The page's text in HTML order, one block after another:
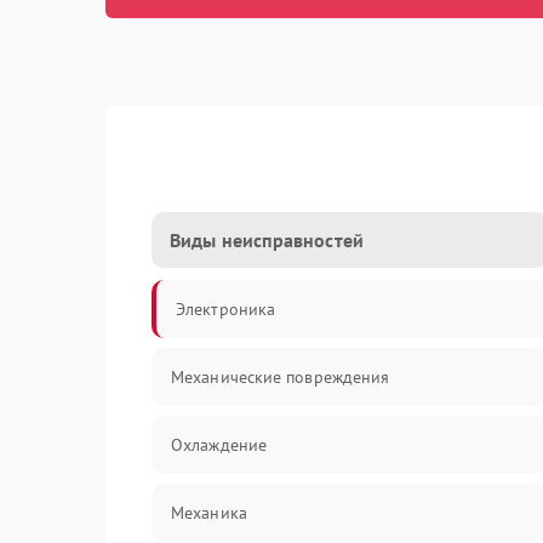
Виды неисправностей
Электроника
Механические повреждения
Охлаждение
Механика